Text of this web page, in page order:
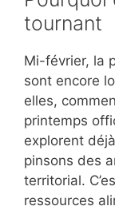
tournant
Mi-février, la
sont encore
elles,
printemps
explorent
pinsons des
territorial.
ressources